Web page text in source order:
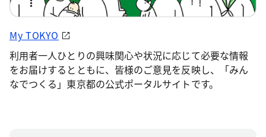
My TOKYO
利用者一人ひとりの興味関心や状況に応じて必要な情報
をお届けするとともに、皆様のご意見を反映し、「みん
なでつくる」東京都の公式ポータルサイトです。